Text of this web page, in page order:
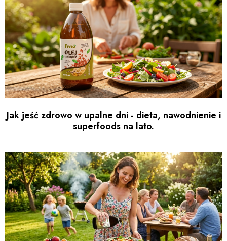
Jak jeść zdrowo w upalne dni - dieta, nawodnienie i
superfoods na lato.